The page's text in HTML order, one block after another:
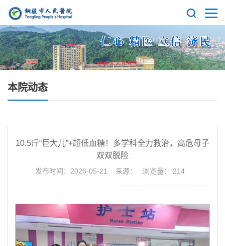
本院动态
10.5斤“巨大儿”+超低血糖！多学科全力救治，高危母子
双双脱险
发布时间：2026-05-21 来源： 浏览量： 214